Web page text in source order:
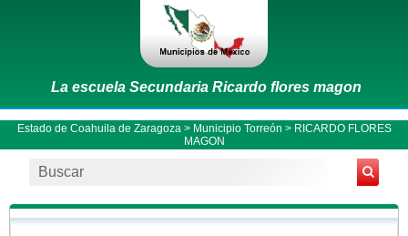
La escuela Secundaria Ricardo flores magon
Estado de Coahuila de Zaragoza > Municipio Torreón > RICARDO FLORES
MAGON